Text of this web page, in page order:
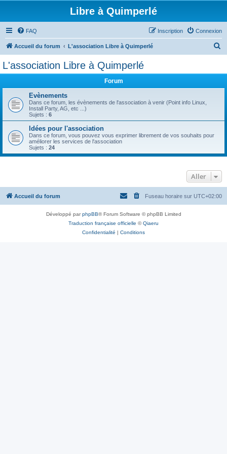
Libre à Quimperlé
FAQ Connexion
Inscription
Accueil du forum L'association Libre à Quimperlé
r
L'association Libre à Quimperlé
Forum
Evènements
Dans ce forum, les évènements de l'association à venir (Point info Linux,
Install Party, AG, etc ...)
Sujets : 6
Idées pour l'association
Dans ce forum, vous pouvez vous exprimer librement de vos souhaits pour
améliorer les services de l'association
Sujets : 24
Aller
Accueil du forum Fuseau horaire sur UTC+02:00
Développé parphpBB® Forum Software © phpBB Limited
Traduction française officielle ©Qiaeru
Confidentialité | Conditions